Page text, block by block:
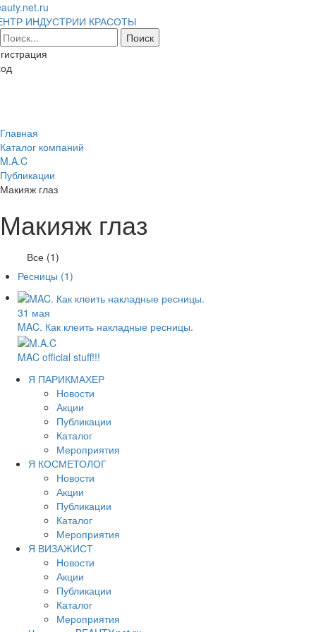
ИНДУСТРИИ КРАСОТЫ
Главная
Каталог компаний
M.A.C
Публикации
Макияж глаз
Макияж глаз
Все (1)
Ресницы (1)
31 мая
MAC. Как клеить накладные ресницы.
MAC official stuff!!!
Я ПАРИКМАХЕР
Новости
Акции
Публикации
Каталог
Мероприятия
Я КОСМЕТОЛОГ
Новости
Акции
Публикации
Каталог
Мероприятия
Я ВИЗАЖИСТ
Новости
Акции
Публикации
Каталог
Мероприятия